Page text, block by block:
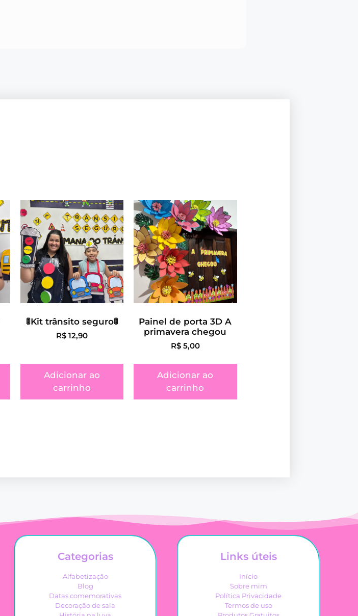
🚦Kit trânsito seguro🚦
R$ 12,90
Adicionar ao
carrinho
Painel de porta 3D A
primavera chegou
R$5,00
Adicionar ao
carrinho
Categorias
Alfabetização
Blog
Datas comemorativas
Decoração de sala
Links úteis
Início
Sobre mim
Política Privacidade
Termos de uso